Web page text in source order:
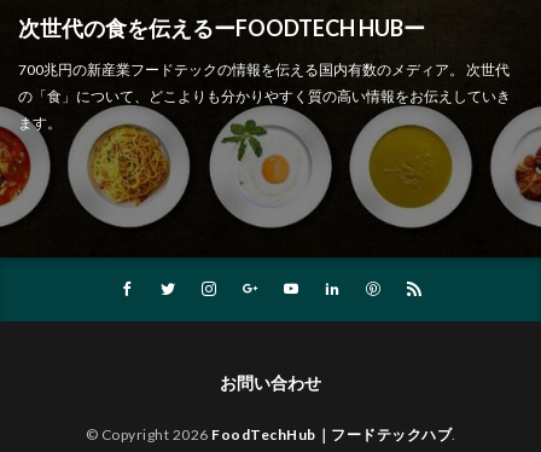
次世代の食を伝えるーFOODTECH HUBー
700兆円の新産業フードテックの情報を伝える国内有数のメディア。 次世代
の「食」について、どこよりも分かりやすく質の高い情報をお伝えしていき
ます。
お問い合わせ
© Copyright 2026 FoodTechHub｜フードテックハブ.